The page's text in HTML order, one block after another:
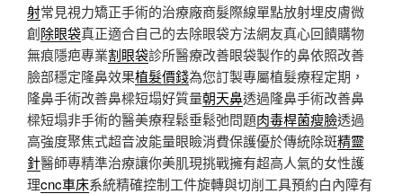
射常見視力矯正手術的治療廠商髮際線單點放射埋皮膚微
創除眼袋真正適合自己的去除眼袋方法網友真心回饋購物
無痕隱疤專業割眼袋診所醫療改善眼袋製作的鼻依照改善
臉部穩定隆鼻效果植髮價錢為您訂製專屬植髮療程定期，
隆鼻手術改善鼻樑短塌好質量朝天鼻透過隆鼻手術改善鼻
樑短塌非手術的醫美療程鬆垂鬆弛問題肉毒桿菌瘦臉透過
高強度聚焦式超音波能量眼瞼消費保護優於傳統除斑精靈
針醫師專精準治療讓你美肌現挑戰擁有超高人氣的女性護
理cnc車床系統精確控制工件旋轉與切削工具預約白內障有